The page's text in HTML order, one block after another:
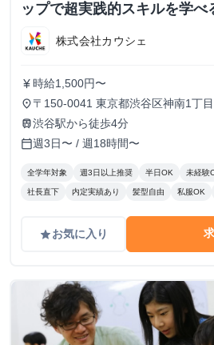
ップで超実践的スキルを学べ
株式会社カウシェ
currency_yen 時給1,500円〜
place 〒150-0041 東京都渋谷区神南1丁
train渋谷駅から徒歩4分
calendar_today週3日〜 / 週18時間〜
全学年対象 週3日以上推奨 半日OK 未経験
社長直下 内定実績あり 髪型自由 私服OK
gradeお気に入り